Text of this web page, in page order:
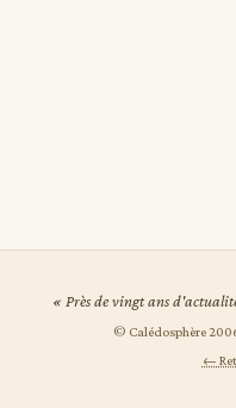
« Près de vingt ans
© Calédosphère
←